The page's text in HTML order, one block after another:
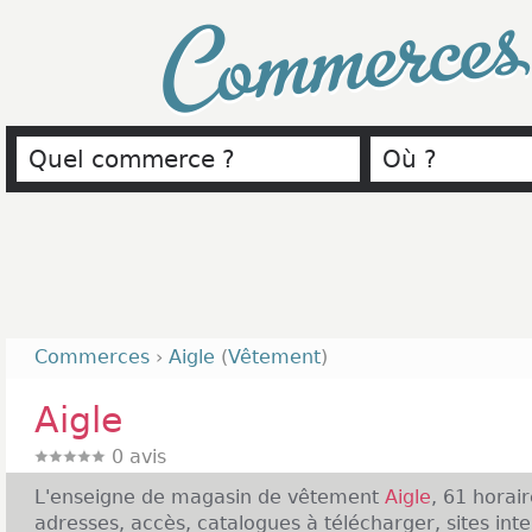
Commerces › Aigle (Vêtement)
Aigle
0 avis
L'enseigne de magasin de vêtement Aigle, 61
adresses, accès, catalogues à télécharger, sites